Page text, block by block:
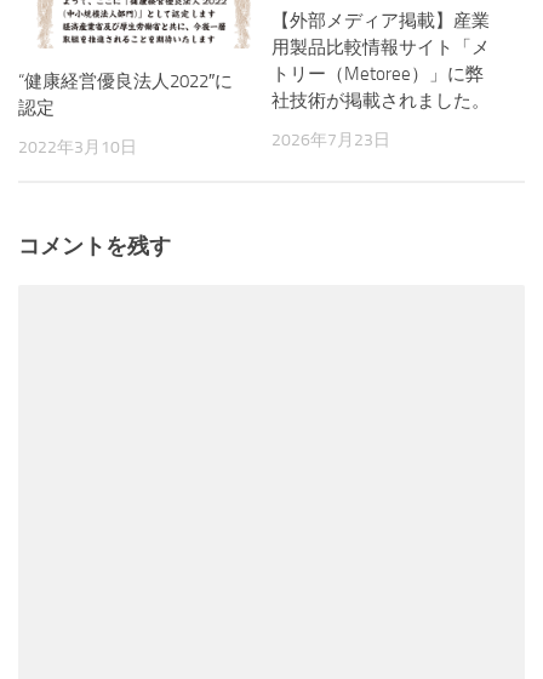
“健康経営優良法人2022″に
認定
2022年3月10日
【外部メディア掲載】産業
用製品比較情報サイト「メ
トリー（Metoree）」に弊
社技術が掲載されました。
2026年7月23日
コメントを残す